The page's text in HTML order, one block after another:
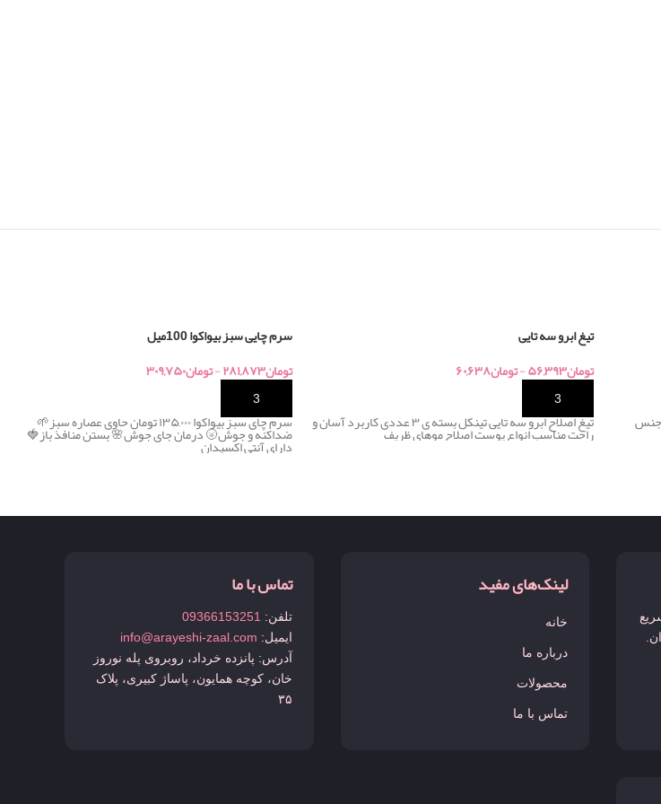
جنس
تیغ ابرو سه تایی
تومان۵۶,۳۹۳-تومان۶۰,۶۳۸
تیغ اصلاح ابرو سه تایی تینکل بسته ی ۳ عددی کاربرد آسان وراحت مناسب انواع پوست اصلاح موهای ظریف
سرم چایی سبز بیواکوا 100میل
تومان۲۸۱,۸۷۳-تومان۳۰۹,۷۵۰
سرم چای سبز بیواکوا ۱۳۵,۰۰۰ تومان حاوی عصاره سبز🌱
ضداکنه و جوش🌝 درمان جای جوش🌸 بستن منافذ باز🍓
دارای آنتی اکسیدان
لینک‌های مفید
خانه
درباره ما
محصولات
تماس با ما
تماس با ما
تلفن: 09366153251
ایمیل: info@arayeshi-zaal.com
آدرس: پانزده خرداد، روبروی پله نوروز
خان، کوچه همایون، پاساژ کبیری، پلاک
۳۵